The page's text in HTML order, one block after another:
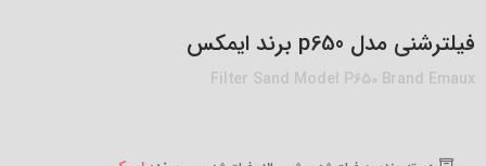
فیلترشنی مدل p650 برند ایمکس
Filter Sand Model P650 Brand Emaux